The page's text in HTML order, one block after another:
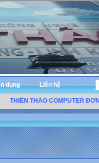
dụng Liên hệ
THIÊN THẢO COMPUTER ĐƠN VỊ